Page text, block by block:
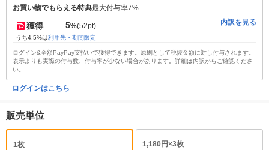
お買い物でもらえる特典最大付与率7%
獲得 5%(52pt)
うち4.5%は利用先・期間限定
内訳を見る
ログイン&全額PayPay支払いで獲得できます。原則として税抜金額に対し付与されます。
表示よりも実際の付与数、付与率が少ない場合があります。詳細は内訳からご確認くださ
い。
ログインはこちら
販売単位
1枚
1,180円×3枚